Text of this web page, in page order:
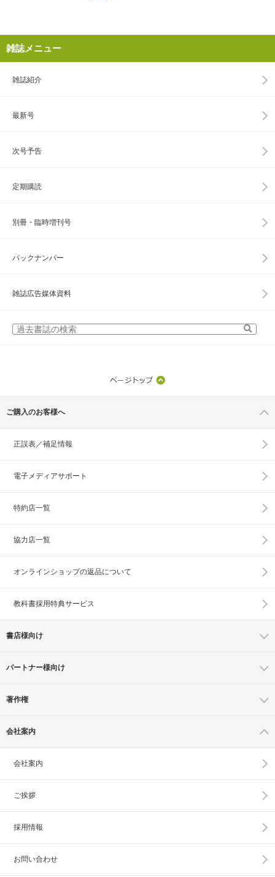
雑誌メニュー
雑誌紹介
最新号
次号予告
定期購読
別冊・臨時増刊号
バックナンバー
雑誌広告媒体資料
ご購入のお客様へ
正誤表／補足情報
電子メディアサポート
特約店一覧
協力店一覧
オンラインショップの返品について
教科書採用特典サービス
書店様向け
パートナー様向け
著作権
会社案内
会社案内
ご挨拶
採用情報
お問い合わせ